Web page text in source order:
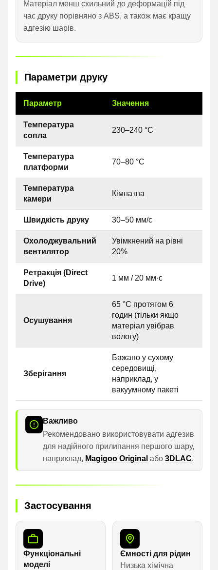
Матеріал менш схильний до деформацій під
час друку порівняно з ABS, а також має кращу
адгезію шарів.
Параметри друку
Параметр Значення
Температура
сопла
230–240 °C
Температура
платформи
70–80 °C
Температура
камери
Кімнатна
Швидкість друку 30–50 мм/с
Охолоджувальний
вентилятор
Увімкнений на рівні
20%
Ретракція (Direct
Drive)
1 мм / 20 мм·с
Осушування
65 °C протягом 6
годин (тільки якщо
матеріал увібрав
вологу)
Зберігання
Бажано у сухому
середовищі,
наприклад, у
вакуумному пакеті
Важливо
Рекомендовано використовувати адгезив
для надійного прилипання першого шару,
наприклад, Magigoo Original або 3DLAC.
Застосування
Функціональні
моделі
Ємності для рідин
Низька хімічна